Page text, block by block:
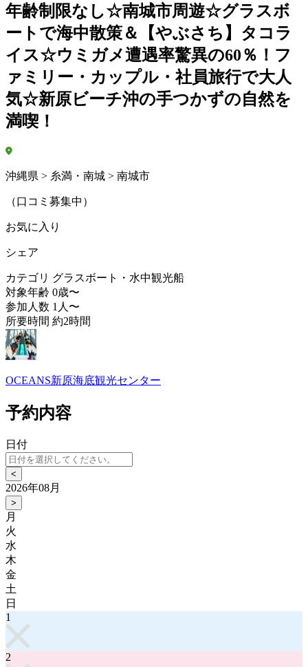
年齢制限なし☆南城市周遊☆グラスボ
ートで海中散策＆【やぶさち】タコラ
イス☆ウミガメ遭遇率驚異の60％！フ
ァミリー・カップル・社員旅行で大人
気☆新原ビーチ沖の手つかずの自然を
満喫！
沖縄県 > 糸満・南城 > 南城市
（口コミ募集中）
お気に入り
シェア
カテゴリ グラスボート・水中観光船
対象年齢 0歳〜
参加人数 1人〜
所要時間 約2時間
OCEANS新原海底観光センター
予約内容
日付
<
2026年08月
>
月
火
水
木
金
土
日
1
2